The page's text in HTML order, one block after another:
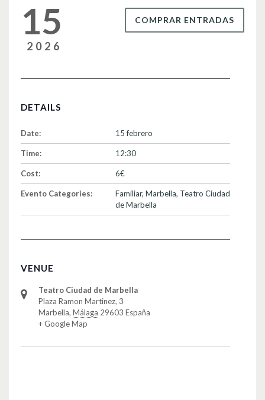
15
2026
COMPRAR ENTRADAS
DETAILS
Date: 15 febrero
Time: 12:30
Cost: 6€
Evento Categories: Familiar, Marbella, Teatro Ciudad
de Marbella
VENUE
Teatro Ciudad de Marbella
Plaza Ramon Martinez, 3
Marbella, Málaga 29603 España
+ Google Map